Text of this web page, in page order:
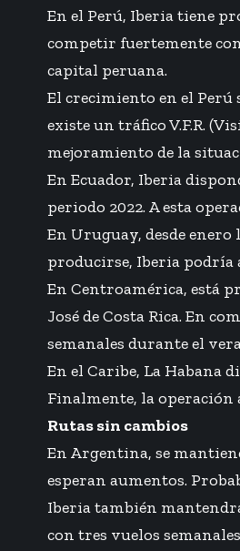
En el Perú, Iberia tiene
competir fuertemente
capital peruana.
El crecimiento en el Perú
existe un tráfico V.F.R.
mejoramiento de la
En Ecuador, Iberia
periodo 2022. A esta
En Uruguay, desde
producirse, Iberia podría
En Centroamérica, está
José de Costa Rica. En
semanales durante el
En el Caribe, La Habana
Finalmente, la operación
Rutas sin cambios
En Argentina, se
esperan aumentos.
Iberia también
con tres vuelos